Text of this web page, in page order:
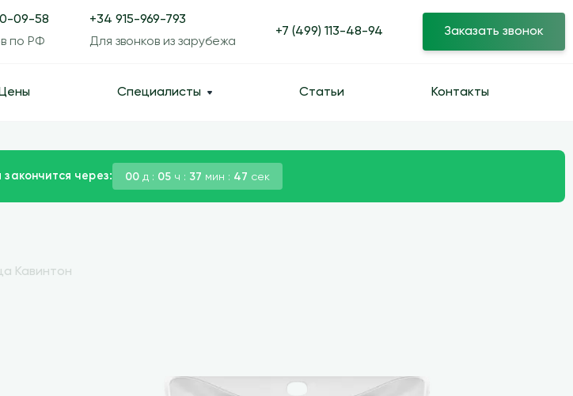
09-58
по РФ
+34 915-969-793
Для звонков из зарубежа
+7 (499) 113-48-94 Заказать звонок
Цены Специалисты Статьи Контакты
через: 00д : 05ч : 37 мин : 46 сек
Кавинтон